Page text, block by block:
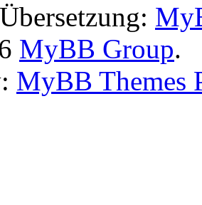
MyBB Group.
MyBB Themes